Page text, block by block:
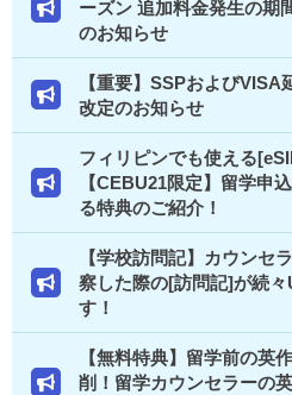
ーズン 追加料金発生の期
のお知らせ
【重要】SSPおよびVISA
改定のお知らせ
フィリピンでも使える
【CEBU21限定】留学申
る特典のご紹介！
【学校訪問記】カウンセ
察した際の[訪問記]が続々
す！
【無料特典】留学前の英
削！留学カウンセラーの